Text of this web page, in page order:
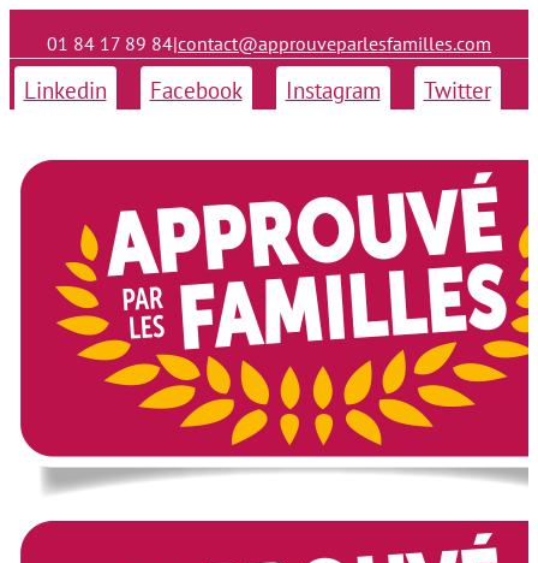
01 84 17 89 84|contact@approuveparlesfamilles.com
Linkedin Facebook Instagram Twitter